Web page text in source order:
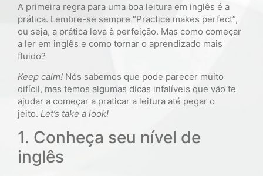
A primeira regra para uma boa leitura em inglês é a
prática. Lembre-se sempre “Practice makes perfect”,
ou seja, a prática leva à perfeição. Mas como começar
a ler em inglês e como tornar o aprendizado mais
fluido?
Keep calm! Nós sabemos que pode parecer muito
difícil, mas temos algumas dicas infalíveis que vão te
ajudar a começar a praticar a leitura até pegar o
jeito. Let’s take a look!
1. Conheça seu nível de
inglês